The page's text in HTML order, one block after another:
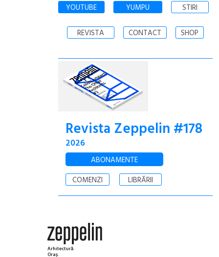
YOUTUBE YUMPU STIRI
REVISTA CONTACT SHOP
Revista Zeppelin #178
2026
ABONAMENTE
COMENZI
LIBRĂRII
Arhitectură.
Oraș.